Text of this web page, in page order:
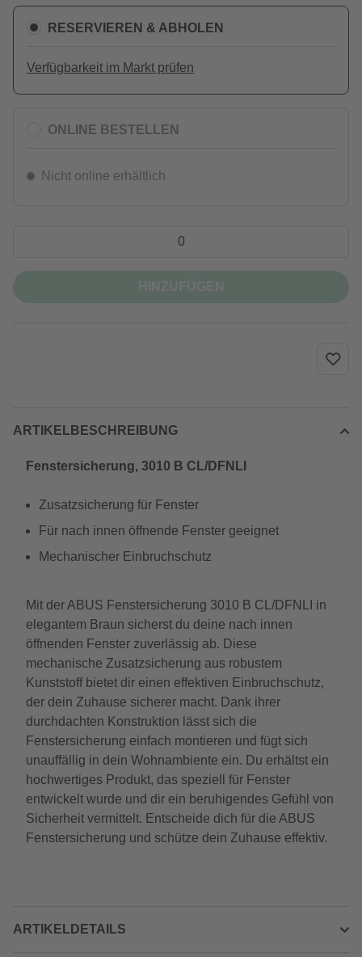
RESERVIEREN & ABHOLEN
Verfügbarkeit im Markt prüfen
ONLINE BESTELLEN
Nicht online erhältlich
ARTIKELBESCHREIBUNG
Fenstersicherung, 3010 B CL/DFNLI
Zusatzsicherung für Fenster
Für nach innen öffnende Fenster geeignet
Mechanischer Einbruchschutz
Mit der ABUS Fenstersicherung 3010 B CL/DFNLI in
elegantem Braun sicherst du deine nach innen
öffnenden Fenster zuverlässig ab. Diese
mechanische Zusatzsicherung aus robustem
Kunststoff bietet dir einen effektiven Einbruchschutz,
der dein Zuhause sicherer macht. Dank ihrer
durchdachten Konstruktion lässt sich die
Fenstersicherung einfach montieren und fügt sich
unauffällig in dein Wohnambiente ein. Du erhältst ein
hochwertiges Produkt, das speziell für Fenster
entwickelt wurde und dir ein beruhigendes Gefühl von
Sicherheit vermittelt. Entscheide dich für die ABUS
Fenstersicherung und schütze dein Zuhause effektiv.
ARTIKELDETAILS